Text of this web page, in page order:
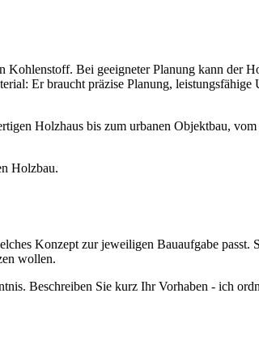
Bei geeigneter Planung kann der
Er braucht präzise Planung,
Holzhaus bis zum urbanen Objektbau,
Holzbau.
Konzept zur jeweiligen Bauaufgabe passt.
wollen.
Beschreiben Sie kurz Ihr Vorhaben - ich